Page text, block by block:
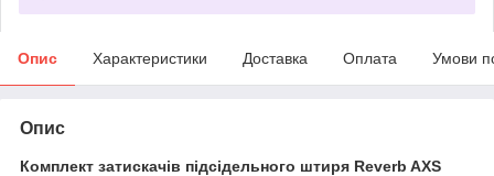
Опис Характеристики Доставка Оплата Умови
Опис
Комплект затискачів підсідельного штиря Reverb AXS